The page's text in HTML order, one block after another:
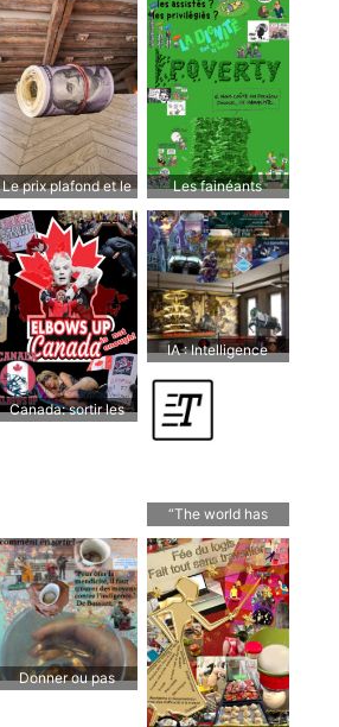
pour les humains?
changeons le
système
Le prix plafond et le
prix plancher
Les fainéants
Canada: sortir les
IA : Intelligence
“The world has
enough for
everyone’s need, but
not enough for
everyone’s greed”
Donner ou pas